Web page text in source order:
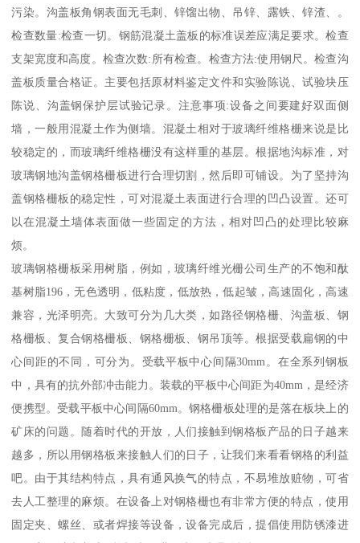
污染。沟盖板角钢表面无毛刺、锌馏出物、吊锌、露铁、锌渣、。
检查数量:检查一切。钢筋混凝土盖板的标准误差应满足要求。检查
支架宽度和高度。检查次数:所有检查。检查方法:使用钢尺。检查沟
盖板质量合格证。主要包括原材料鉴定文件和实验陈说、试验块压
陈说、沟盖钢保护层试验记录。注意事项:设备之间要建好双面侧
墙，一般用混凝土作为侧墙。混凝土相对于玻璃纤维格栅来说是比
较稳定的，而玻璃纤维格栅没有这样重的基层。根据地沟标准，对
玻璃钢地沟盖钢格栅板进行合理切割，然后即可铺设。为了坚持沟
盖钢格栅板的稳定性，可对混凝土表面进行合理的凹凸设置。还可
以在混凝土墙体表面做一些固定的方法，相对凹凸的处理比较麻
烦。
玻璃钢格栅板采用树脂，例如，玻璃纤维光栅公司生产的不饱和酞
基树脂196，无色透明，低粘度，低放热，低起皱，高速固化，高速
兼容，光泽明亮。大致可分为几大类，如路径钢格栅、沟盖板、钢
格栅板、复合钢格栅板、钢格栅板、钢吊顶等。根据受载扁钢的中
心间距的不同，可分为。受载平板中心间隔30mm。在全系列钢板
中，具有的抗外部冲击能力。装载的平板中心间距为40mm，是经济
便携型。受载平板中心间隔60mm。钢格栅板处理的是落在板块上的
矿床的问题。随着时代的开放，人们接触到钢格板产品的日子越来
越多，所以用钢格板来接触人们的日子，让我们来看看钢格的利益
吧。由于其结构特点，具有通风换气的特点，不易堆放赃物，可省
去人工整理的麻烦。在设备上对钢格栅也有非常方便的特点，使用
固定夹、螺丝、或者焊接等设备，设备完成后，提倡使用防锈漆进